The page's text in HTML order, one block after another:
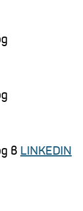
в LINKEDIN